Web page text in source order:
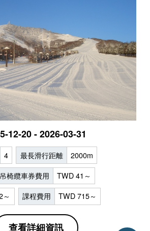
12-20 - 2026-03-31
4 最長滑行距離 2000m
吊椅纜車券費用 TWD 41～
～ 課程費用 TWD 715～
查看詳細資訊